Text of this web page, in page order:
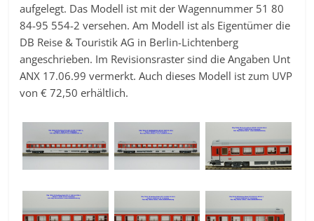
aufgelegt. Das Modell ist mit der Wagennummer 51 80
84-95 554-2 versehen. Am Modell ist als Eigentümer die
DB Reise & Touristik AG in Berlin-Lichtenberg
angeschrieben. Im Revisionsraster sind die Angaben Unt
ANX 17.06.99 vermerkt. Auch dieses Modell ist zum UVP
von € 72,50 erhältlich.